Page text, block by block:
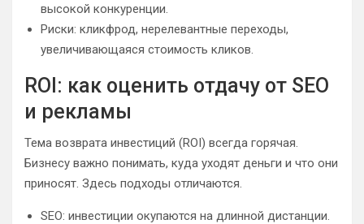
высокой конкуренции.
Риски: кликфрод, нерелевантные переходы,
увеличивающаяся стоимость кликов.
ROI: как оценить отдачу от SEO
и рекламы
Тема возврата инвестиций (ROI) всегда горячая.
Бизнесу важно понимать, куда уходят деньги и что они
приносят. Здесь подходы отличаются.
SEO: инвестиции окупаются на длинной дистанции.